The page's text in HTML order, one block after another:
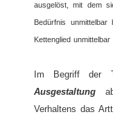
ausgelöst, mit dem
Bedürfnis
Kettenglied
Im Begriff der
Ausgestaltung
Verhaltens das